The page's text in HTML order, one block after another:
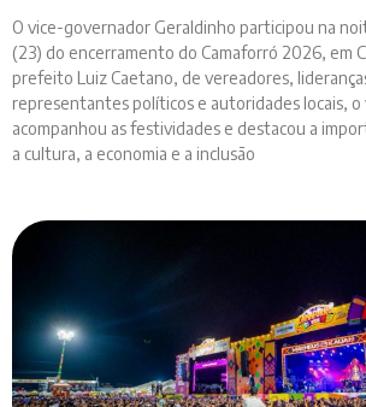
O vice-governador Geraldinho participou na
(23) do encerramento do Camaforró 2026, em
prefeito Luiz Caetano, de vereadores,
representantes políticos e autoridades locais,
acompanhou as festividades e destacou a
a cultura, a economia e a inclusão